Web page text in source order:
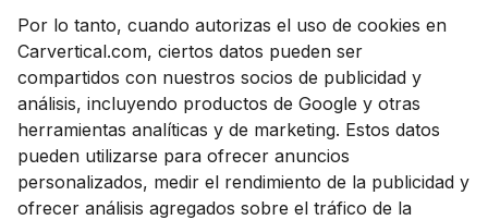
Por lo tanto, cuando autorizas el uso de cookies en
Carvertical.com, ciertos datos pueden ser
compartidos con nuestros socios de publicidad y
análisis, incluyendo productos de Google y otras
herramientas analíticas y de marketing. Estos datos
pueden utilizarse para ofrecer anuncios
personalizados, medir el rendimiento de la publicidad y
ofrecer análisis agregados sobre el tráfico de la